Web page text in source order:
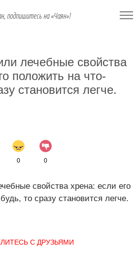
подпишитесь на «Чаян»!
лечебные свойства
положить на что-
становится легче.
0 0
свойства хрена: если его
то сразу становится легче.
С ДРУЗЬЯМИ